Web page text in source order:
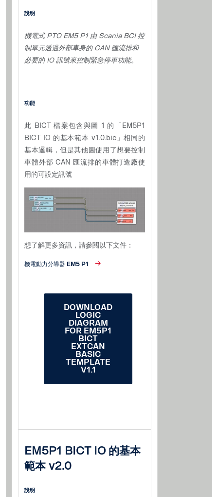
說明
機電式 PTO EM5 P1 由 Scania BCI 控
制單元透過外部車身的 CAN 匯流排和
必要的 IO 訊號來控制緊急停車功能。
功能
此 BICT 檔案包含與圖 1 的「EM5P1
BICT IO 的基本範本 v1.0.bic」相同的
基本邏輯，但是其他圖使用了想要控制
車體外部 CAN 匯流排的車體打造廠使
用的可設定訊號
想了解更多資訊，請參閱以下文件：
機電動力分導器 EM5 P1
DOWNLOAD
LOGIC
DIAGRAM
FOR EM5P1
BICT
EXTCAN
BASIC
TEMPLATE
V1.1
EM5P1 BICT IO 的基本
範本 v2.0
說明